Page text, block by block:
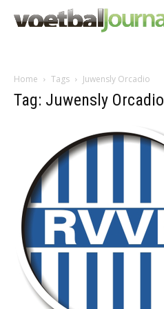
Home Tags Juwensly Orcadio
Tag: Juwensly Orcadio